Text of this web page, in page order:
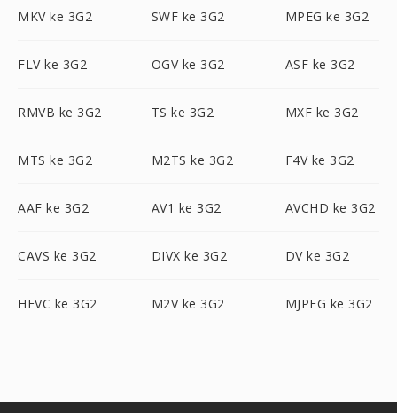
MKV ke 3G2 SWF ke 3G2 MPEG ke 3G2
FLV ke 3G2 OGV ke 3G2 ASF ke 3G2
RMVB ke 3G2 TS ke 3G2 MXF ke 3G2
MTS ke 3G2 M2TS ke 3G2 F4V ke 3G2
AAF ke 3G2 AV1 ke 3G2 AVCHD ke 3G2
CAVS ke 3G2 DIVX ke 3G2 DV ke 3G2
HEVC ke 3G2 M2V ke 3G2 MJPEG ke 3G2